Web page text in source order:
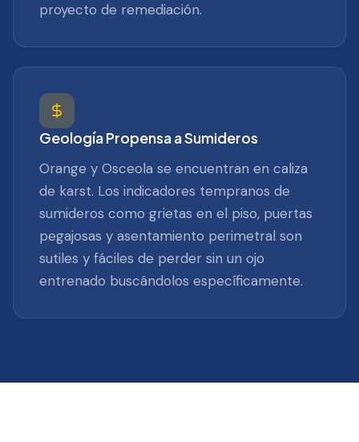
proyecto de remediación.
Geología Propensa a Sumideros
Orange y Osceola se encuentran en caliza
de karst. Los indicadores tempranos de
sumideros como grietas en el piso, puertas
pegajosas y asentamiento perimetral son
sutiles y fáciles de perder sin un ojo
entrenado buscándolos específicamente.